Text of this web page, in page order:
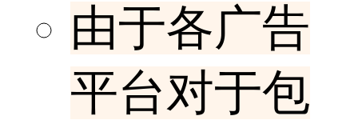
由于各广告
平台对于包